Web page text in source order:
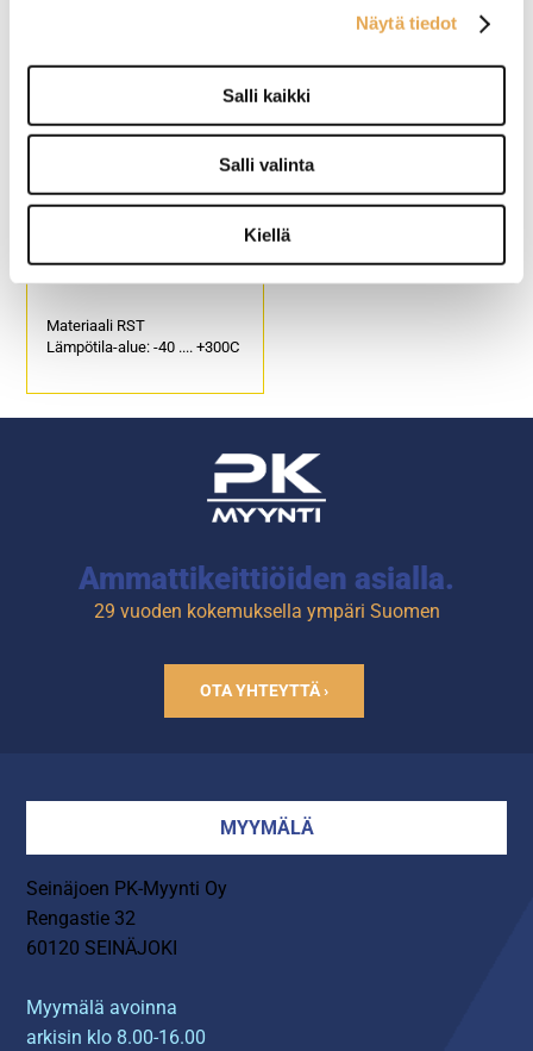
Näytä tiedot
Salli kaikki
Salli valinta
Kiellä
Materiaali RST
Lämpötila-alue: -40 .... +300C
Ammattikeittiöiden asialla.
29 vuoden kokemuksella ympäri Suomen
OTA YHTEYTTÄ ›
MYYMÄLÄ
Seinäjoen PK-Myynti Oy
Rengastie 32
60120 SEINÄJOKI
Myymälä avoinna
arkisin klo 8.00-16.00